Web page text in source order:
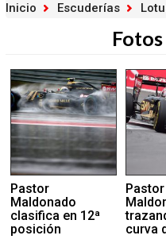
Inicio Escuderías
Pastor
Maldonado
clasifica en 12ª
posición
Pastor
curva